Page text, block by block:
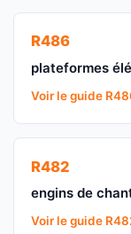
R486
plateformes
Voir le guide
R482
engins de
Voir le guide